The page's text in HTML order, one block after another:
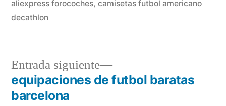
aliexpress forocoches, camisetas futbol americano
decathlon
Navegación
Entrada siguiente
Entrada
siguiente:
equipaciones de futbol baratas
barcelona